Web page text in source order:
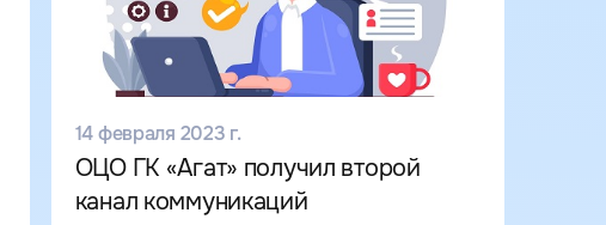
14 февраля 2023 г.
ОЦО ГК «Агат» получил второй
канал коммуникаций